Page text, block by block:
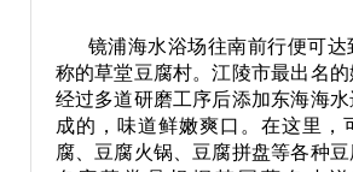
镜浦海水浴场往南前行便可达
称的草堂豆腐村。江陵市最出名
经过多道研磨工序后添加东海海
成的，味道鲜嫩爽口。在这里，
腐、豆腐火锅、豆腐拼盘等各种